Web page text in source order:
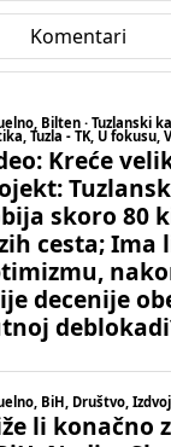
Komentari